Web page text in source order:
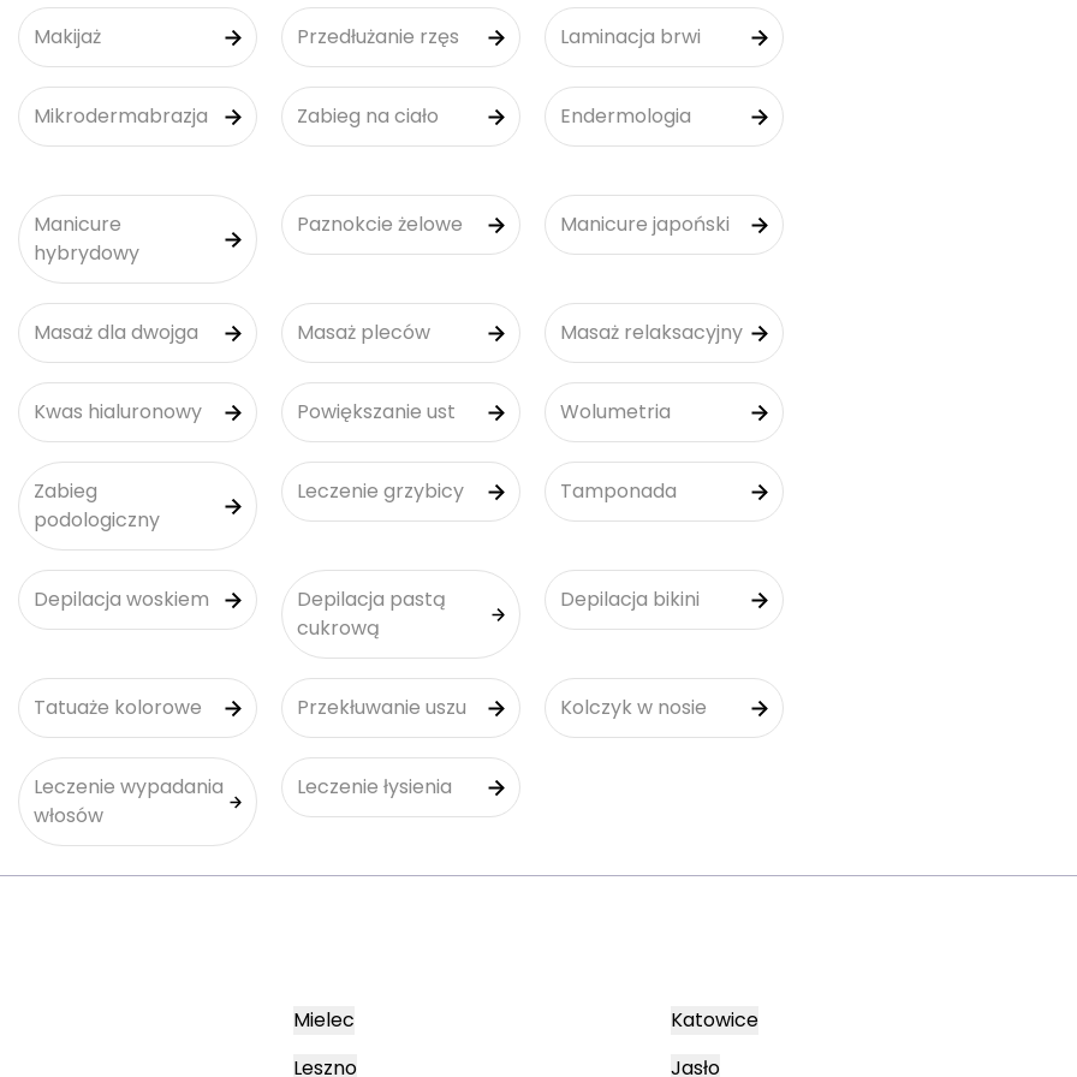
Makijaż Przedłużanie rzęs Laminacja brwi
Mikrodermabrazja Zabieg na ciało Endermologia
Manicure
hybrydowy
Paznokcie żelowe Manicure japoński
Masaż dla dwojga Masaż pleców Masaż relaksacyjny
Kwas hialuronowy Powiększanie ust Wolumetria
Zabieg
podologiczny
Leczenie grzybicy Tamponada
Depilacja woskiem
Depilacja pastą
cukrową
Depilacja bikini
Tatuaże kolorowe Przekłuwanie uszu Kolczyk w nosie
Leczenie wypadania
włosów
Leczenie łysienia
Mielec
Leszno
Katowice
Jasło